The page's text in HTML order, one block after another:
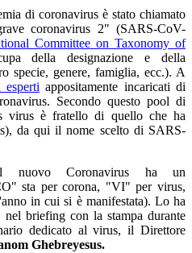
di coronavirus è stato chiamato
coronavirus 2" (SARS-CoV-
Committee on Taxonomy of
della designazione e della
specie, genere, famiglia, ecc.). A
appositamente incaricati di
Secondo questo pool di
virus è fratello di quello che ha
da qui il nome scelto di SARS-
nuovo Coronavirus ha un
sta per corona, "VI" per virus,
in cui si è manifestata). Lo ha
nel briefing con la stampa durante
dedicato al virus, il Direttore
Ghebreyesus.